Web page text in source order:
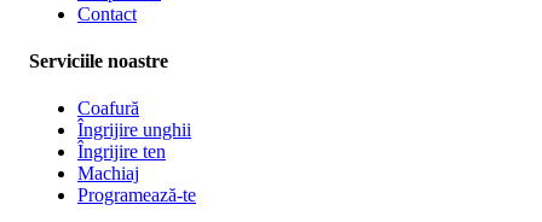
Contact
Serviciile noastre
Coafură
Îngrijire unghii
Îngrijire ten
Machiaj
Programează-te